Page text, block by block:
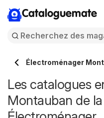
Cataloguemate
Électroménager
Les catalogues
Montauban de